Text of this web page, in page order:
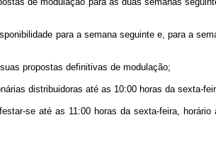
para a semana seguinte e, para a
propostas definitivas de modulação;
distribuidoras até as 10:00 horas da sexta-
se até as 11:00 horas da sexta-feira, horário